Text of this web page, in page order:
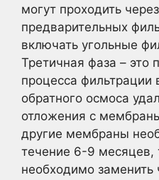
могут проходить
предварительных
включать угольные
Третичная фаза – это
процесса фильтрации
обратного осмоса
отложения с
другие мембраны
течение 6-9
необходимо заменить